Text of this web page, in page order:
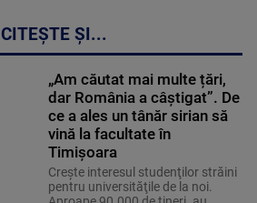
CITEȘTE ȘI...
„Am căutat mai multe țări,
dar România a câștigat”. De
ce a ales un tânăr sirian să
vină la facultate în
Timișoara
Creşte interesul studenţilor străini
pentru universităţile de la noi.